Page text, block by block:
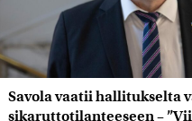
Savola vaatii hallitukselta
sikaruttotilanteeseen –